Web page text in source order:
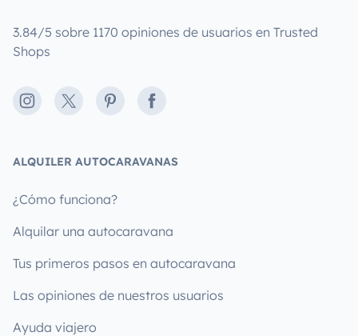
3.84/5 sobre 1170 opiniones de usuarios en Trusted
Shops
Instagram
X PinterestFacebook
ALQUILER AUTOCARAVANAS
¿Cómo funciona?
Alquilar una autocaravana
Tus primeros pasos en autocaravana
Las opiniones de nuestros usuarios
Ayuda viajero